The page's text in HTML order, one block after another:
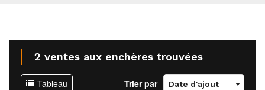
2 ventes aux enchères trouvées
Tableau Trier par Date d'ajout